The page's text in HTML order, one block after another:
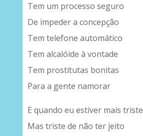
Tem um processo seguro
De impeder a concepção
Tem telefone automático
Tem alcalóide à vontade
Tem prostitutas bonitas
Para a gente namorar
E quando eu estiver mais triste
Mas triste de não ter jeito